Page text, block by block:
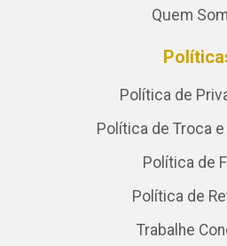
Quem
Política de
Política de Troca
Política de
Política de
Trabalhe